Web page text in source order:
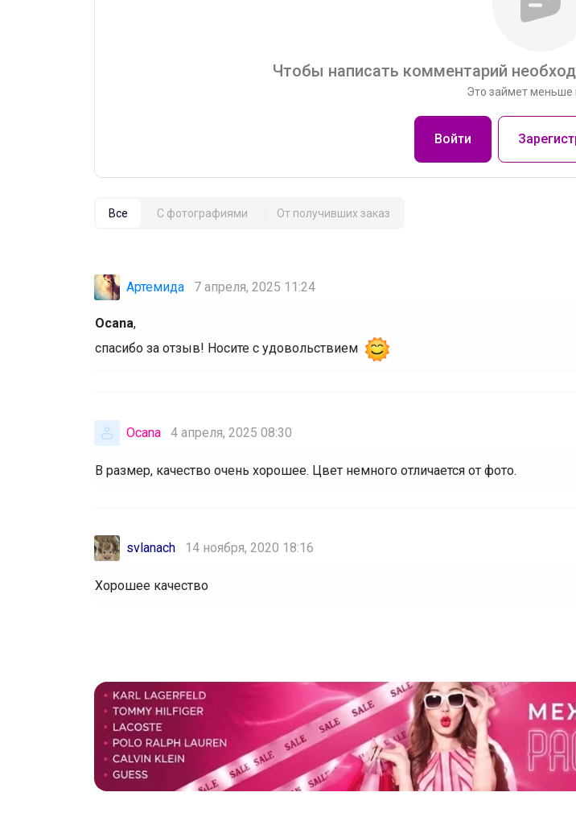
Чтобы написать комментарий
Это займет меньше
Войти
Все С фотографиями От получивших заказ
Артемида 7 апреля, 2025 11:24
Ocana,
спасибо за отзыв! Носите с удовольствием
Ocana 4 апреля, 2025 08:30
В размер, качество очень хорошее. Цвет немного отличается от фото.
svlanach 14 ноября, 2020 18:16
Хорошее качество